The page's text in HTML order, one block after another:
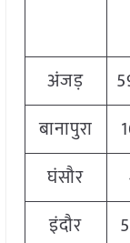
अंजड़
बानापुरा
घंसौर
इंदौर